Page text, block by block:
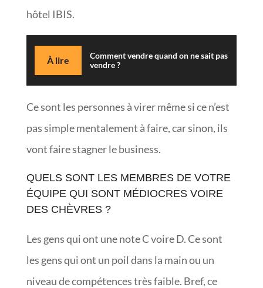
hôtel IBIS.
À lire
Comment vendre quand on ne sait pas
vendre ?
Ce sont les personnes à virer même si ce n’est
pas simple mentalement à faire, car sinon, ils
vont faire stagner le business.
QUELS SONT LES MEMBRES DE VOTRE
ÉQUIPE QUI SONT MÉDIOCRES VOIRE
DES CHÈVRES ?
Les gens qui ont une note C voire D. Ce sont
les gens qui ont un poil dans la main ou un
niveau de compétences très faible. Bref, ce